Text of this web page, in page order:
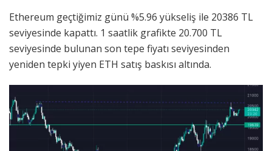
Ethereum geçtiğimiz günü %5.96 yükseliş ile 20386 TL
seviyesinde kapattı. 1 saatlik grafikte 20.700 TL
seviyesinde bulunan son tepe fiyatı seviyesinden
yeniden tepki yiyen ETH satış baskısı altında.